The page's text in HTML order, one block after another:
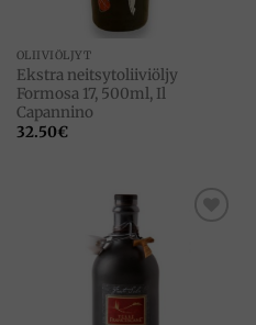
OLIIVIÖLJYT
Ekstra neitsytoliiviöljy
Formosa 17, 500ml, Il
Capannino
32.50€